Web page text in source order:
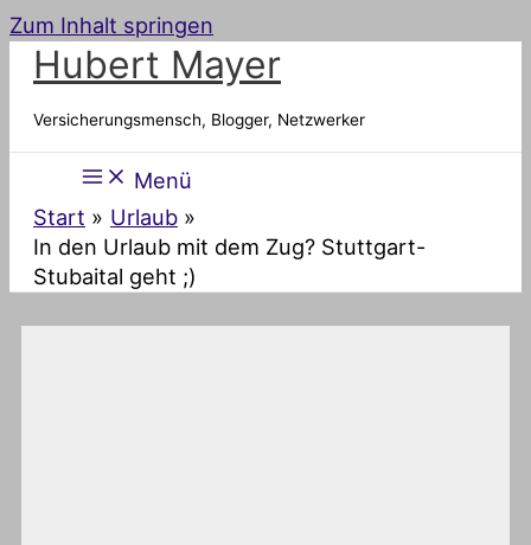
Zum Inhalt springen
Hubert Mayer
Versicherungsmensch, Blogger, Netzwerker
Menü
Start
Urlaub
In den Urlaub mit dem Zug? Stuttgart-
Stubaital geht ;)